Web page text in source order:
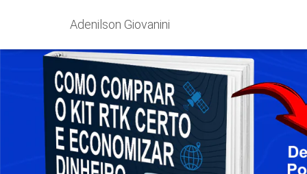
Adenilson Giovanini